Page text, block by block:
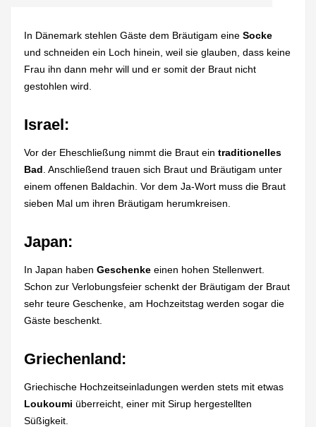
In Dänemark stehlen Gäste dem Bräutigam eineSocke
und schneiden ein Loch hinein, weil sie glauben, dass keine
Frau ihn dann mehr will und er somit der Braut nicht
gestohlen wird.
Israel:
Vor der Eheschließung nimmt die Braut ein traditionelles
Bad . Anschließend trauen sich Braut und Bräutigam unter
einem offenen Baldachin. Vor dem Ja-Wort muss die Braut
sieben Mal um ihren Bräutigam herumkreisen.
Japan:
In Japan habenGeschenke einen hohen Stellenwert.
Schon zur Verlobungsfeier schenkt der Bräutigam der Braut
sehr teure Geschenke, am Hochzeitstag werden sogar die
Gäste beschenkt.
Griechenland:
Griechische Hochzeitseinladungen werden stets mit etwas
Loukoumi überreicht, einer mit Sirup hergestellten
Süßigkeit.